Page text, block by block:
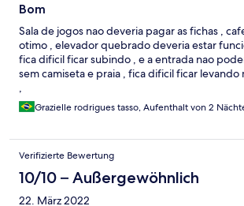
Bom
Sala de jogos nao deveria pagar as fichas ,
otimo , elevador quebrado deveria estar
fica dificil ficar subindo , e a entrada nao
sem camiseta e praia , fica dificil ficar levando
,
Grazielle rodrigues tasso, Aufenthalt von 2
Verifizierte Bewertung
10/10 – Außergewöhnlich
22. März 2022